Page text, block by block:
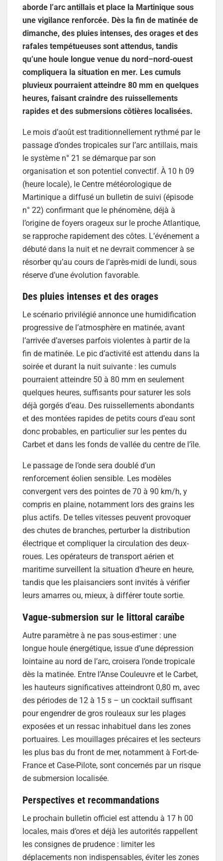
aborde l’arc antillais et place la Martinique sous
une vigilance renforcée. Dès la fin de matinée de
dimanche, des pluies intenses, des orages et des
rafales tempétueuses sont attendus, tandis
qu’une houle longue venue du nord–nord-ouest
compliquera la situation en mer. Les cumuls
pluvieux pourraient atteindre 80 mm en quelques
heures, faisant craindre des ruissellements
rapides et des submersions côtières localisées.
Le mois d’août est traditionnellement rythmé par le
passage d’ondes tropicales sur l’arc antillais, mais
le système n° 21 se démarque par son
organisation et son potentiel convectif. À 10 h 09
(heure locale), le Centre météorologique de
Martinique a diffusé un bulletin de suivi (épisode
n° 22) confirmant que le phénomène, déjà à
l’origine de foyers orageux sur le proche Atlantique,
se rapproche rapidement des côtes. L’événement a
débuté dans la nuit et ne devrait commencer à se
résorber qu’au cours de l’après-midi de lundi, sous
réserve d’une évolution favorable.
Des pluies intenses et des orages
Le scénario privilégié annonce une humidification
progressive de l’atmosphère en matinée, avant
l’arrivée d’averses parfois violentes à partir de la
fin de matinée. Le pic d’activité est attendu dans la
soirée et durant la nuit suivante : les cumuls
pourraient atteindre 50 à 80 mm en seulement
quelques heures, suffisants pour saturer les sols
déjà gorgés d’eau. Des ruissellements abondants
et des montées rapides de petits cours d’eau sont
donc probables, en particulier sur les pentes du
Carbet et dans les fonds de vallée du centre de l’île.
Le passage de l’onde sera doublé d’un
renforcement éolien sensible. Les modèles
convergent vers des pointes de 70 à 90 km/h, y
compris en plaine, notamment lors des grains les
plus actifs. De telles vitesses peuvent provoquer
des chutes de branches, perturber la distribution
électrique et compliquer la circulation des deux-
roues. Les opérateurs de transport aérien et
maritime surveillent la situation d’heure en heure,
tandis que les plaisanciers sont invités à vérifier
leurs amarres ou, mieux, à différer toute sortie.
Vague-submersion sur le littoral caraïbe
Autre paramètre à ne pas sous-estimer : une
longue houle énergétique, issue d’une dépression
lointaine au nord de l’arc, croisera l’onde tropicale
dès la matinée. Entre l’Anse Couleuvre et le Carbet,
les hauteurs significatives atteindront 0,80 m, avec
des périodes de 12 à 15 s – un cocktail suffisant
pour engendrer de gros rouleaux sur les plages
exposées et un ressac inhabituel dans les zones
portuaires. Les mouillages précaires et les secteurs
les plus bas du front de mer, notamment à Fort-de-
France et Case-Pilote, sont concernés par un risque
de submersion localisée.
Perspectives et recommandations
Le prochain bulletin officiel est attendu à 17 h 00
locales, mais d’ores et déjà les autorités rappellent
les consignes de prudence : limiter les
déplacements non indispensables, éviter les zones